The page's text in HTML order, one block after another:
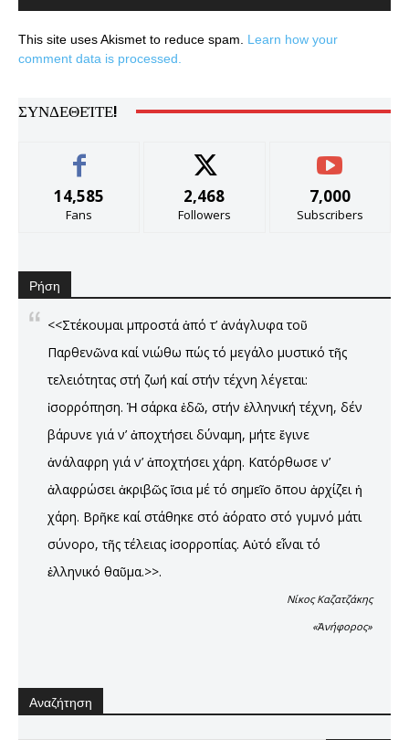
This site uses Akismet to reduce spam. Learn how your
comment data is processed.
ΣΥΝΔΕΘΕΊΤΕ!
14,585
Fans
2,468
Followers
7,000
Subscribers
Ρήση
<<Στέκουμαι μπροστά ἀπό τ’ ἀνάγλυφα τοῦ
Παρθενῶνα καί νιώθω πώς τό μεγάλο μυστικό τῆς
τελειότητας στή ζωή καί στήν τέχνη λέγεται:
ἰσορρόπηση. Ἡ σάρκα ἐδῶ, στήν ἑλληνική τέχνη, δέν
βάρυνε γιά ν’ ἀποχτήσει δύναμη, μήτε ἔγινε
ἀνάλαφρη γιά ν’ ἀποχτήσει χάρη. Κατόρθωσε ν’
ἀλαφρώσει ἀκριβῶς ἴσια μέ τό σημεῖο ὅπου ἀρχίζει ἡ
χάρη. Βρῆκε καί στάθηκε στό ἀόρατο στό γυμνό μάτι
σύνορο, τῆς τέλειας ἰσορροπίας. Αὐτό εἶναι τό
ἑλληνικό θαῦμα.>>.
Νίκος Καζατζάκης
«Ἀνήφορος»
Αναζήτηση